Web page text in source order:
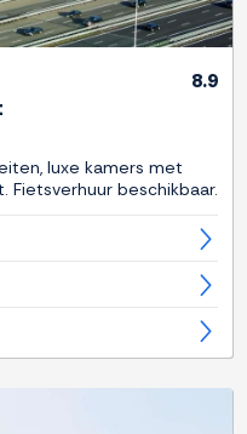
8.9
luxe kamers met
Fietsverhuur beschikbaar.